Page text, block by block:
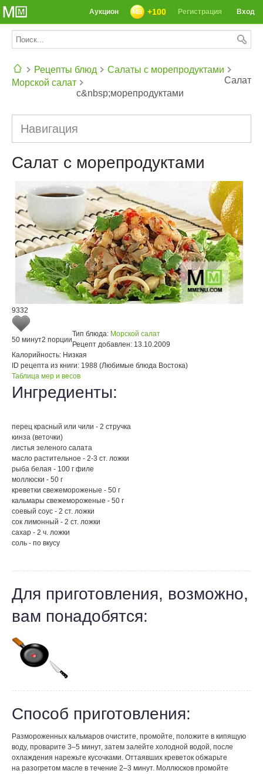
СЕГОДНЯ: 39142 РЕЦЕПТА
Вход
Регистрация
+100
Аукцион
Рецепты блюд
Салаты с морепродуктами
Морской салат
Салат
с&nbsp;морепродуктами
Навигация
Салат с морепродуктами
9332
50 минут2 порции
Тип блюда: Морской салат
Рецепт добавлен: 13.10.2009
Калорийность: Низкая
ID рецепта из книги: 1988 (Любимые блюда Востока)
Таблица мер и весов
Ингредиенты:
перец красный или чили - 2 стручка
кинза (веточки)
листья зеленого салата
масло растительное - 2-3 ст. ложки
рыба белая - 100 г филе
моллюски - 50 г
креветки свежемороженые - 50 г
кальмары свежемороженые - 50 г
соевый соус - 2 ст. ложки
сок лимонный - 2 ст. ложки
сахар - 2 ч. ложки
соль - по вкусу
Для приготовления, возможно,
вам понадобятся:
Способ приготовления:
Размороженных кальмаров очистите, промойте, положите в кипящую
воду, проварите 3–5 минут, затем залейте холодной водой, после
охлаждения нарежьте кусочками. Оттаявших креветок обжарьте
на разогретом масле в течение 2–3 минут. Моллюсков промойте